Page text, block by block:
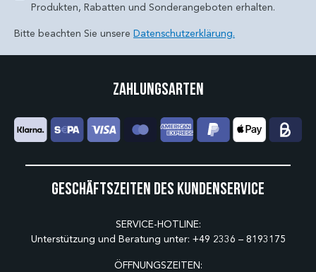
Produkten, Rabatten und Sonderangeboten erhalten.
Bitte beachten Sie unsere Datenschutzerklärung.
Geschäftszeiten des Kundenservice
SERVICE-HOTLINE:
Unterstützung und Beratung unter: +49 2336 – 8193175
ÖFFNUNGSZEITEN:
Zahlungsarten